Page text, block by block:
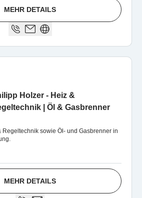
MEHR DETAILS
Holzer - Heiz &
| Öl & Gasbrenner
Regeltechnik sowie Öl- und Gasbrenner in
MEHR DETAILS